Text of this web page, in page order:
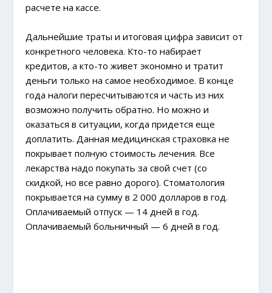
расчете на кассе.
Дальнейшие траты и итоговая цифра зависит от
конкретного человека. Кто-то набирает
кредитов, а кто-то живет экономно и тратит
деньги только на самое необходимое. В конце
года налоги пересчитываются и часть из них
возможно получить обратно. Но можно и
оказаться в ситуации, когда придется еще
доплатить. Данная медицинская страховка не
покрывает полную стоимость лечения. Все
лекарства надо покупать за свой счет (со
скидкой, но все равно дорого). Стоматология
покрывается на сумму в 2 000 долларов в год.
Оплачиваемый отпуск — 14 дней в год.
Оплачиваемый больничный — 6 дней в год.